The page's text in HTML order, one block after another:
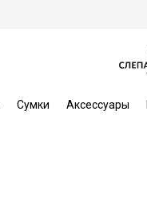
Сумки Аксессуары